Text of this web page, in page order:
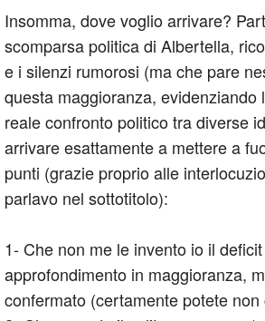
Insomma, dove voglio arrivare?
scomparsa politica di Albertella,
e i silenzi rumorosi (ma che pare
questa maggioranza, evidenziando
reale confronto politico tra diverse
arrivare esattamente a mettere a
punti (grazie proprio alle
parlavo nel sottotitolo):
1- Che non me le invento io il
approfondimento in maggioranza,
confermato (certamente potete non